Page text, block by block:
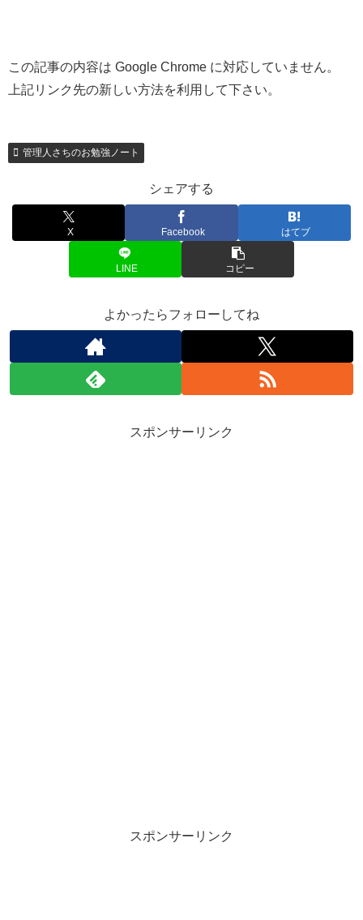
この記事の内容は Google Chrome に対応していません。
上記リンク先の新しい方法を利用して下さい。
管理人さちのお勉強ノート
シェアする
X Facebook はてブ
LINE コピー
よかったらフォローしてね
スポンサーリンク
スポンサーリンク